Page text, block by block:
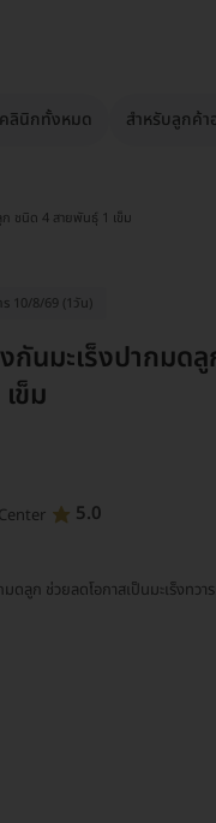
ลินิกทั้งหมด สำหรับลูกค้
ชนิด 4 สายพันธุ์ 1 เข็ม
10/8/69 (1วัน)
นมะเร็งปากมดลู
ข็ม
5.0
ลูก ช่วยลดโอกาสเป็นมะเร็งทวา